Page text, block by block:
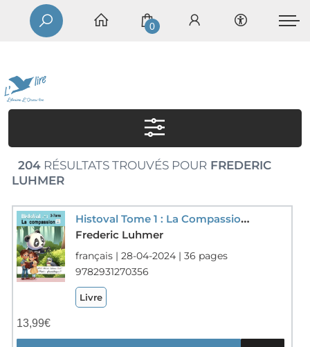
0
204RÉSULTATS TROUVÉS POURFREDERIC
LUHMER
Histoval Tome 1 : La Compassion : Le Coeur Genereux De Pao ; M.s.o. Methode Syllabique Orale ; Ponts Phonetiques
Frederic Luhmer
français | 28-04-2024 | 36 pages
9782931270356
Livre
13,99€